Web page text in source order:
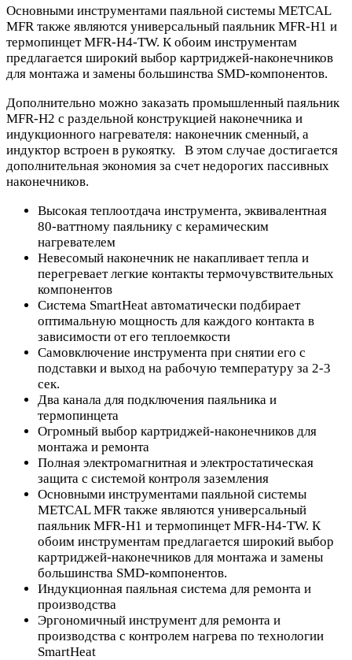
Основными инструментами паяльной системы METCAL
MFR также являются универсальный паяльник MFR-H1 и
термопинцет MFR-H4-TW. К обоим инструментам
предлагается широкий выбор картриджей-наконечников
для монтажа и замены большинства SMD-компонентов.
Дополнительно можно заказать промышленный паяльник
MFR-H2 с раздельной конструкцией наконечника и
индукционного нагревателя: наконечник сменный, а
индуктор встроен в рукоятку. В этом случае достигается
дополнительная экономия за счет недорогих пассивных
наконечников.
Высокая теплоотдача инструмента, эквивалентная
80-ваттному паяльнику с керамическим
нагревателем
Невесомый наконечник не накапливает тепла и
перегревает легкие контакты термочувствительных
компонентов
Система SmartHeat автоматически подбирает
оптимальную мощность для каждого контакта в
зависимости от его теплоемкости
Cамовключение инструмента при снятии его с
подставки и выход на рабочую температуру за 2-3
сек.
Два канала для подключения паяльника и
термопинцета
Огромный выбор картриджей-наконечников для
монтажа и ремонта
Полная электромагнитная и электростатическая
защита с системой контроля заземления
Основными инструментами паяльной системы
METCAL MFR также являются универсальный
паяльник MFR-H1 и термопинцет MFR-H4-TW. К
обоим инструментам предлагается широкий выбор
картриджей-наконечников для монтажа и замены
большинства SMD-компонентов.
Индукционная паяльная система для ремонта и
производства
Эргономичный инструмент для ремонта и
производства с контролем нагрева по технологии
SmartHeat